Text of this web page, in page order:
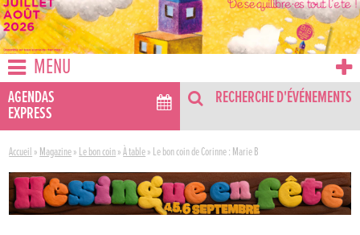
MENU
AGENDAS
EXPRESS
RECHERCHE D'ÉVÉNEMENTS
Accueil » Magazine» Le bon coin»À table» Le bon coin de Corinne : Marie B